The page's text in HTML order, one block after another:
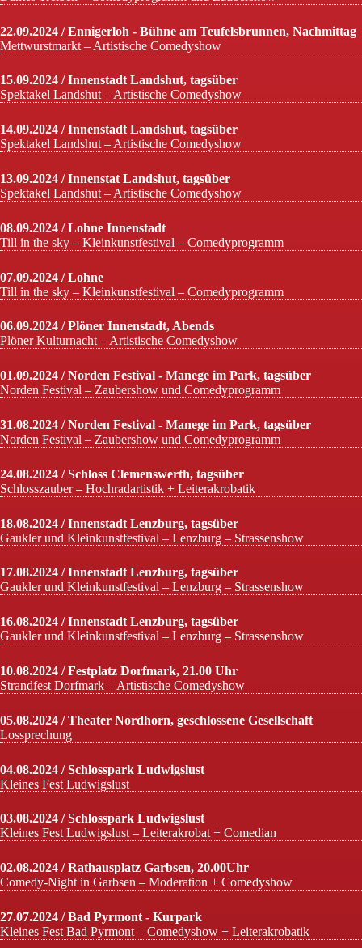
22.09.2024 / Ennigerloh - Bühne am Teufelsbrunnen, Nachmittag
Mettwurstmarkt – Artistische Comedyshow
15.09.2024 / Innenstadt Landshut, tagsüber
Spektakel Landshut – Artistische Comedyshow
14.09.2024 / Innenstadt Landshut, tagsüber
Spektakel Landshut – Artistische Comedyshow
13.09.2024 / Innenstat Landshut, tagsüber
Spektakel Landshut – Artistische Comedyshow
08.09.2024 / Lohne Innenstadt
Till in the sky – Kleinkunstfestival – Comedyprogramm
07.09.2024 / Lohne
Till in the sky – Kleinkunstfestival – Comedyprogramm
06.09.2024 / Plöner Innenstadt, Abends
Plöner Kulturnacht – Artistische Comedyshow
01.09.2024 / Norden Festival - Manege im Park, tagsüber
Norden Festival – Zaubershow und Comedyprogramm
31.08.2024 / Norden Festival - Manege im Park, tagsüber
Norden Festival – Zaubershow und Comedyprogramm
24.08.2024 / Schloss Clemenswerth, tagsüber
Schlosszauber – Hochradartistik + Leiterakrobatik
18.08.2024 / Innenstadt Lenzburg, tagsüber
Gaukler und Kleinkunstfestival – Lenzburg – Strassenshow
17.08.2024 / Innenstadt Lenzburg, tagsüber
Gaukler und Kleinkunstfestival – Lenzburg – Strassenshow
16.08.2024 / Innenstadt Lenzburg, tagsüber
Gaukler und Kleinkunstfestival – Lenzburg – Strassenshow
10.08.2024 / Festplatz Dorfmark, 21.00 Uhr
Strandfest Dorfmark – Artistische Comedyshow
05.08.2024 / Theater Nordhorn, geschlossene Gesellschaft
Lossprechung
04.08.2024 / Schlosspark Ludwigslust
Kleines Fest Ludwigslust
03.08.2024 / Schlosspark Ludwigslust
Kleines Fest Ludwigslust – Leiterakrobat + Comedian
02.08.2024 / Rathausplatz Garbsen, 20.00Uhr
Comedy-Night in Garbsen – Moderation + Comedyshow
27.07.2024 / Bad Pyrmont - Kurpark
Kleines Fest Bad Pyrmont – Comedyshow + Leiterakrobatik